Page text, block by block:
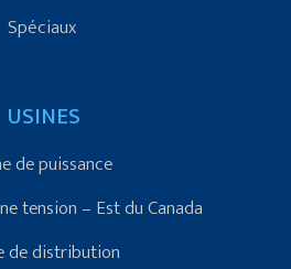
Spéciaux
USINES
de puissance
tension – Est du Canada
de distribution